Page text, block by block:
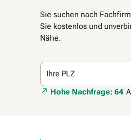
Sie suchen nach
Sie kostenlos und
Nähe.
Ihre PLZ
Hohe Nachfrage: 64